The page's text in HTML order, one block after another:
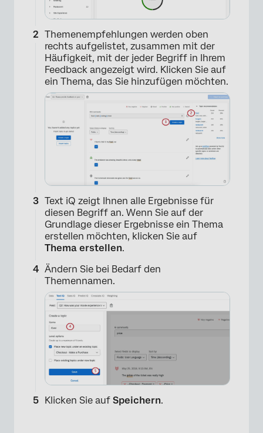
Themenempfehlungen werden oben
rechts aufgelistet, zusammen mit der
Häufigkeit, mit der jeder Begriff in Ihrem
Feedback angezeigt wird. Klicken Sie auf
ein Thema, das Sie hinzufügen möchten.
Text iQ zeigt Ihnen alle Ergebnisse für
diesen Begriff an. Wenn Sie auf der
Grundlage dieser Ergebnisse ein Thema
erstellen möchten, klicken Sie auf
Thema erstellen.
Ändern Sie bei Bedarf den
Themennamen.
Klicken Sie auf Speichern.